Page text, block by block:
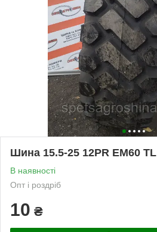
Шина 15.5-25 12PR EM60
В наявності
Опт і роздріб
10 ₴